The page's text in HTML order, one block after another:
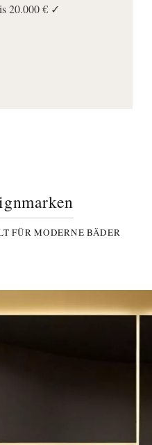
20.000 € ✓
FÜR MODERNE BÄDER